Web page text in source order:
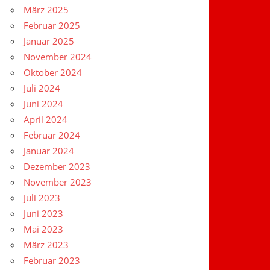
März 2025
Februar 2025
Januar 2025
November 2024
Oktober 2024
Juli 2024
Juni 2024
April 2024
Februar 2024
Januar 2024
Dezember 2023
November 2023
Juli 2023
Juni 2023
Mai 2023
März 2023
Februar 2023